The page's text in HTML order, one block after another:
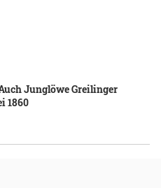
Junglöwe Greilinger
1860